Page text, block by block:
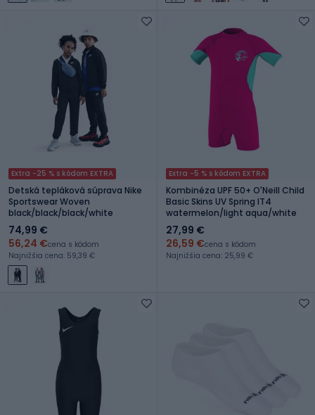
Extra -25 % s kódom EXTRA
Detská tepláková súprava Nike
Sportswear Woven
black/black/black/white
74,99 €
56,24 €cena s kódom
Najnižšia cena: 59,39 €
Extra -5 % s kódom EXTRA
Kombinéza UPF 50+ O'Neill Child
Basic Skins UV Spring IT4
watermelon/light aqua/white
27,99 €
26,59 €cena s kódom
Najnižšia cena: 25,99 €